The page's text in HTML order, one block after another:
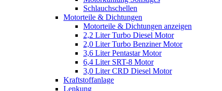
Schlauchschellen
Motorteile & Dichtungen
Motorteile & Dichtungen anzeigen
2,2 Liter Turbo Diesel Motor
2,0 Liter Turbo Benziner Motor
3,6 Liter Pentastar Motor
6,4 Liter SRT-8 Motor
3,0 Liter CRD Diesel Motor
Kraftstoffanlage
Lenkung